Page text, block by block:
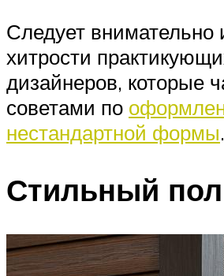
Следует внимательно
хитрости
дизайнеров, которые
советами по
нестандартной формы.
Стильный пол